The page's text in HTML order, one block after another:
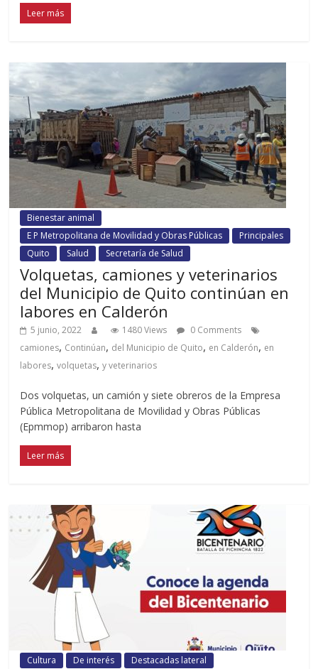
Leer más
Bienestar animal
E P Metropolitana de Movilidad y Obras Públicas
Principales
Quito
Salud Secretaría de Salud
Volquetas, camiones y veterinarios
del Municipio de Quito continúan en
labores en Calderón
5 junio, 2022 1480 Views
0 Comments
camiones, Continúan, del Municipio de Quito, en Calderón, en
labores,volquetas,y veterinarios
Dos volquetas, un camión y siete obreros de la Empresa
Pública Metropolitana de Movilidad y Obras Públicas
(Epmmop) arribaron hasta
Leer más
Cultura De interés Destacadas lateral